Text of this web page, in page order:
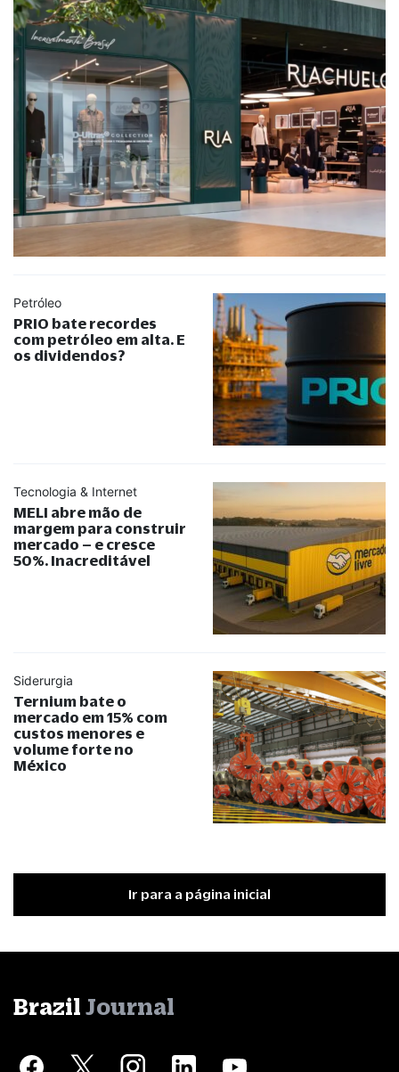
Petróleo
PRIO bate recordes
com petróleo em alta. E
os dividendos?
Tecnologia & Internet
MELI abre mão de
margem para construir
mercado – e cresce
50%. Inacreditável
Siderurgia
Ternium bate o
mercado em 15% com
custos menores e
volume forte no
México
Ir para a página inicial
Brazil Journal